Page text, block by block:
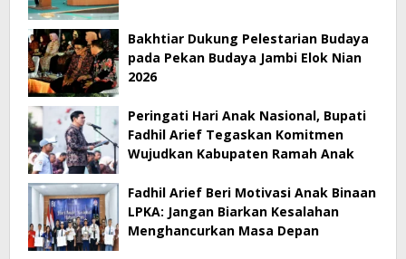
Bakhtiar Dukung Pelestarian Budaya
pada Pekan Budaya Jambi Elok Nian
2026
Peringati Hari Anak Nasional, Bupati
Fadhil Arief Tegaskan Komitmen
Wujudkan Kabupaten Ramah Anak
Fadhil Arief Beri Motivasi Anak Binaan
LPKA: Jangan Biarkan Kesalahan
Menghancurkan Masa Depan